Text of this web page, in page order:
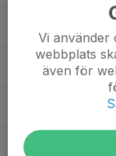
Kalle Hurtig
Liam
Sixten
Vi använder
webbplats
även för